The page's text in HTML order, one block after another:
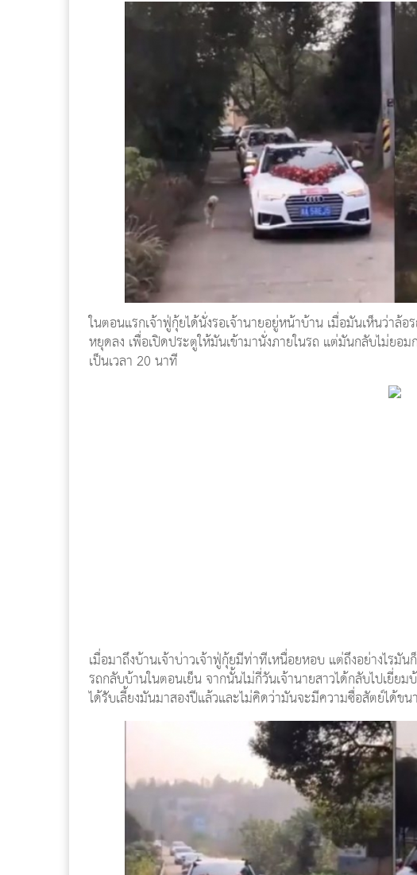
ในตอนแรกเจ้าฟู่กุ้ยได้นั่งรอเจ้านายอยู่หน้าบ้าน เมื่อมันเห็นว่า
หยุดลง เพื่อเปิดประตูให้มันเข้ามานั่งภายในรถ แต่มันกลับไม่ยอ
เป็นเวลา 20 นาที
เมื่อมาถึงบ้านเจ้าบ่าวเจ้าฟู่กุ้ยมีท่าทีเหนื่อยหอบ แต่ถึงอย่างไรมั
รถกลับบ้านในตอนเย็น จากนั้นไม่กี่วันเจ้านายสาวได้กลับไปเยี่
ได้รับเลี้ยงมันมาสองปีแล้วและไม่คิดว่ามันจะมีความซื่อสัตย์ได้ข